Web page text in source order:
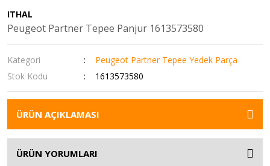
ITHAL
Peugeot Partner Tepee Panjur 1613573580
Kategori
Peugeot Partner Tepee Yedek Parça
Stok Kodu
1613573580
ÜRÜN AÇIKLAMASI
ÜRÜN YORUMLARI